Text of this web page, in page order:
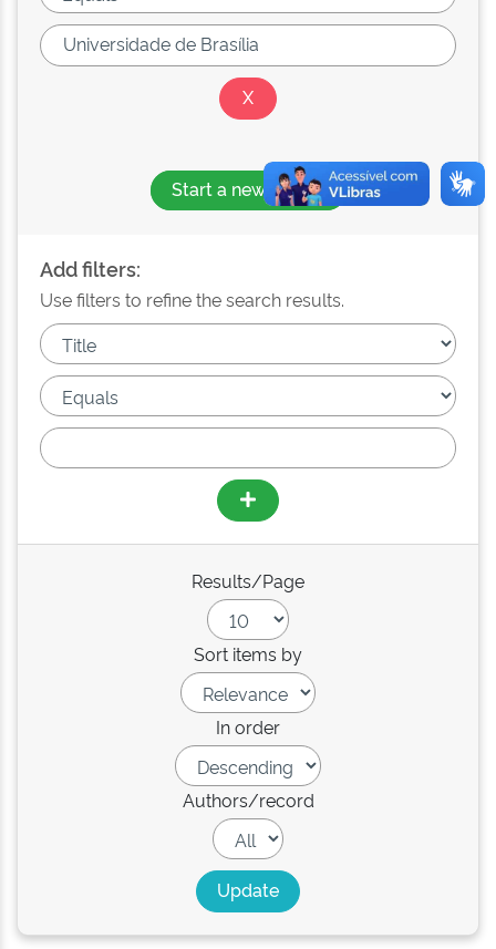
Start a new search
Add filters:
Use filters to refine the search results.
Results/Page
Sort items by
In order
Authors/record